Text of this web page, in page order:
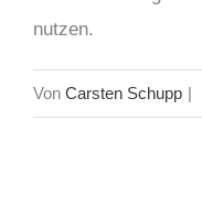
nutzen.
Von Carsten Schupp |